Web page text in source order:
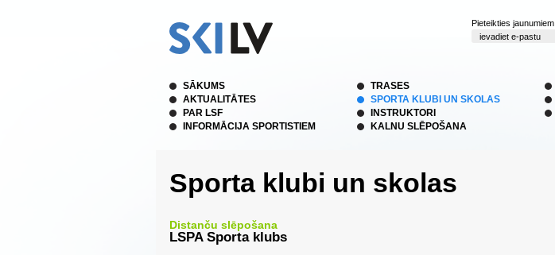
Pieteikties jaunumiem
SĀKUMS
AKTUALITĀTES
PAR LSF
INFORMĀCIJA SPORTISTIEM
TRASES
SPORTA KLUBI UN SKOLAS
INSTRUKTORI
KALNU SLĒPOŠANA
Sporta klubi un skolas
Distanču slēpošana
LSPA Sporta klubs